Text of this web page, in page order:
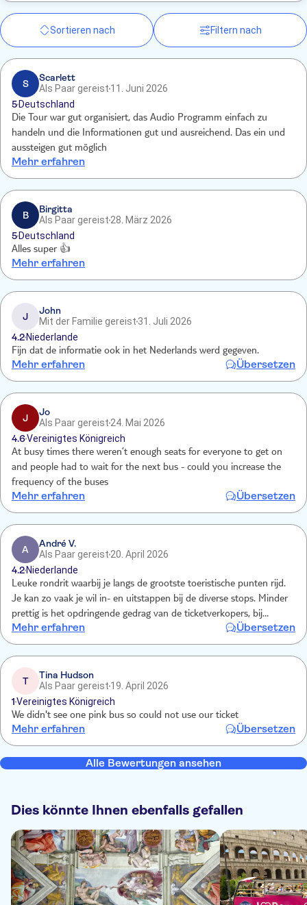
Sortieren nach Filtern nach
S
Scarlett
Als Paar gereist 11. Juni 2026
5 Deutschland
Die Tour war gut organisiert, das Audio Programm einfach zu
handeln und die Informationen gut und ausreichend. Das ein und
aussteigen gut möglich
Mehr erfahren
B
Birgitta
Als Paar gereist 28. März 2026
5 Deutschland
Alles super 👍
Mehr erfahren
J
John
Mit der Familie gereist 31. Juli 2026
4.2 Niederlande
Fijn dat de informatie ook in het Nederlands werd gegeven.
Mehr erfahren Übersetzen
J
Jo
Als Paar gereist 24. Mai 2026
4.6Vereinigtes Königreich
At busy times there weren’t enough seats for everyone to get on
and people had to wait for the next bus - could you increase the
frequency of the buses
Mehr erfahren Übersetzen
A
André V.
Als Paar gereist 20. April 2026
4.2 Niederlande
Leuke rondrit waarbij je langs de grootste toeristische punten rijd.
Je kan zo vaak je wil in- en uitstappen bij de diverse stops. Minder
prettig is het opdringende gedrag van de ticketverkopers, bij
hadden de tickets van te voren geboekt. Verder moet er meer
controle zijn wanneer de zitplaatsen boven vol zijn er geen
passagiers zich staand in het gangpad bevinden.
Mehr erfahren Übersetzen
T
Tina Hudson
Als Paar gereist 19. April 2026
1Vereinigtes Königreich
We didn't see one pink bus so could not use our ticket
Mehr erfahren Übersetzen
Alle Bewertungen ansehen
Dies könnte Ihnen ebenfalls gefallen